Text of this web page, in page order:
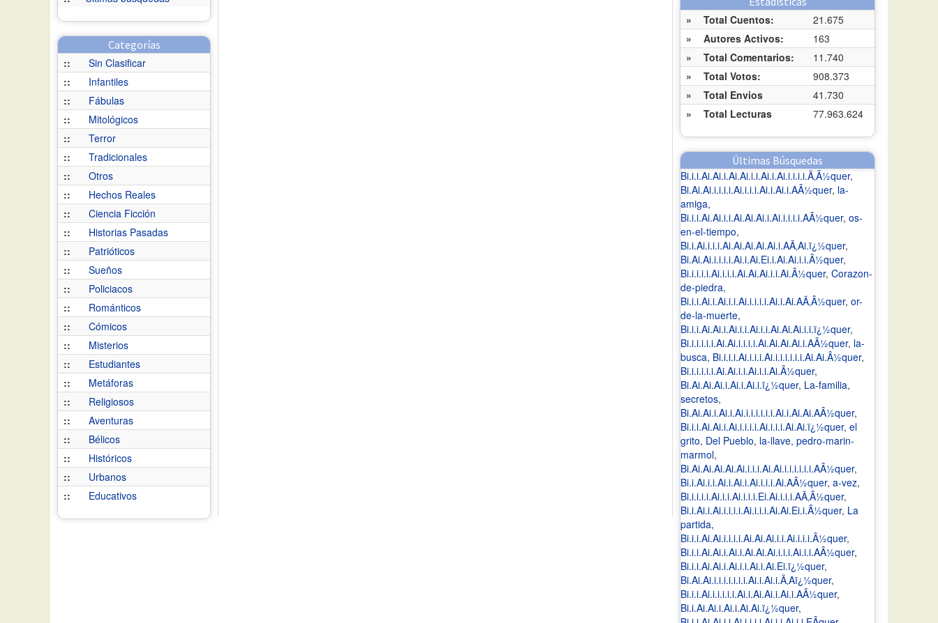
Categorías
::
Sin Clasificar
::
Infantiles
::
Fábulas
::
Mitológicos
::
Terror
::
Tradicionales
::
Otros
::
Hechos Reales
::
Ciencia Ficción
::
Historias Pasadas
::
Patrióticos
::
Sueños
::
Policiacos
::
Románticos
::
Cómicos
::
Misterios
::
Estudiantes
::
Metáforas
::
Religiosos
::
Aventuras
::
Bélicos
::
Históricos
::
Urbanos
::
Educativos
»
Total Cuentos:
21.675
»
Autores Activos:
163
»
Total Comentarios:
11.740
»
Total Votos:
908.373
»
Total Envios
41.730
»
Total Lecturas 77.963.624
Últimas Búsquedas
Bi.i.i.Ai.Ai.i.Ai.Ai.i.i.Ai.i.Ai.i.i.i.i.Ã‚Â½quer,
Bi.Ai.Ai.i.i.i.i.Ai.i.i.i.Ai.i.Ai.i.AÂ½quer, la-
amiga,
Bi.i.i.Ai.Ai.i.i.Ai.Ai.Ai.i.Ai.i.i.i.i.AÂ½quer, os-
en-el-tiempo,
Bi.i.Ai.i.i.i.Ai.Ai.Ai.Ai.Ai.i.AÃ‚Ai.ï¿½quer,
Bi.Ai.Ai.i.i.i.i.Ai.i.Ai.Ei.i.Ai.Ai.i.i.Â½quer,
Bi.i.i.i.i.Ai.i.i.i.Ai.Ai.Ai.i.i.Ai.Â½quer, Corazon-
de-piedra,
Bi.i.i.Ai.i.Ai.i.i.Ai.i.i.i.i.Ai.i.Ai.AÃ‚Â½quer, or-
de-la-muerte,
Bi.i.i.Ai.Ai.i.Ai.i.i.Ai.i.i.Ai.Ai.Ai.i.i.ï¿½quer,
Bi.i.i.i.i.i.Ai.Ai.i.i.i.i.Ai.Ai.Ai.Ai.i.AÂ½quer, la-
busca, Bi.i.i.i.Ai.i.i.i.Ai.i.i.i.i.i.i.Ai.Ai.Â½quer,
Bi.i.i.i.i.i.Ai.Ai.i.i.Ai.i.i.Ai.Â½quer,
Bi.Ai.Ai.Ai.i.Ai.i.Ai.i.ï¿½quer, La-familia,
secretos,
Bi.Ai.Ai.i.Ai.i.Ai.i.i.i.i.i.i.Ai.i.Ai.Ai.AÂ½quer,
Bi.i.i.Ai.Ai.i.Ai.i.i.i.i.Ai.i.i.i.Ai.Ai.ï¿½quer, el
grito, Del Pueblo, la-llave, pedro-marin-
marmol,
Bi.Ai.Ai.Ai.Ai.Ai.i.i.i.Ai.Ai.i.i.i.i.i.i.AÂ½quer,
Bi.i.Ai.i.i.Ai.i.Ai.i.Ai.i.i.i.Ai.AÂ½quer, a-vez,
Bi.i.i.i.i.Ai.i.i.Ai.i.i.i.Ei.Ai.i.i.i.AÃ‚Â½quer,
Bi.i.Ai.i.Ai.i.i.i.i.Ai.i.i.i.Ai.Ai.Ei.i.Â½quer, La
partida,
Bi.i.i.Ai.Ai.i.i.i.i.Ai.Ai.Ai.i.i.Ai.i.i.i.Â½quer,
Bi.i.i.Ai.Ai.i.Ai.i.Ai.Ai.Ai.i.i.i.Ai.i.i.AÂ½quer,
Bi.i.i.Ai.Ai.i.Ai.i.i.Ai.i.Ai.Ei.ï¿½quer,
Bi.Ai.Ai.i.i.i.i.i.i.i.Ai.i.Ai.i.Ã‚Aï¿½quer,
Bi.i.i.Ai.i.i.i.i.i.Ai.i.Ai.Ai.i.Ai.i.AÂ½quer,
Bi.i.Ai.Ai.i.Ai.i.Ai.Ai.ï¿½quer,